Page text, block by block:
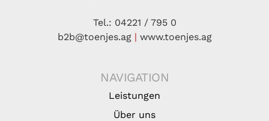
Tel.: 04221 / 795 0
b2b@toenjes.ag| www.toenjes.ag
NAVIGATION
Leistungen
Über uns